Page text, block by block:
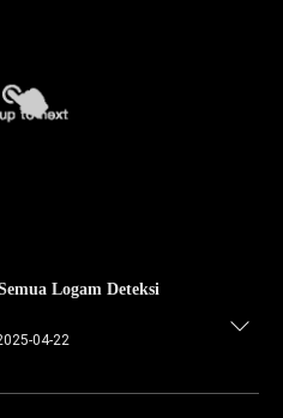
Logam Deteksi
04-22